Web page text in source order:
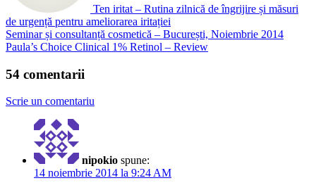
Ten iritat – Rutina zilnică de îngrijire și măsuri
de urgență pentru ameliorarea iritației
Seminar și consultanță cosmetică – București, Noiembrie 2014
Paula’s Choice Clinical 1% Retinol – Review
54 comentarii
Scrie un comentariu
nipokio spune:
14 noiembrie 2014 la 9:24 AM